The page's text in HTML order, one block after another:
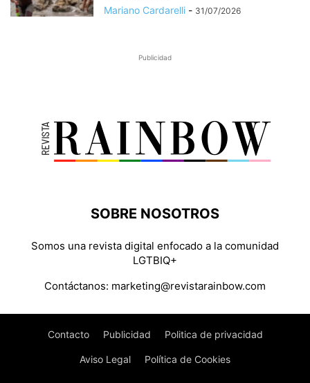
Mariano Cardarelli - 31/07/2026
Publicidad
SOBRE NOSOTROS
Somos una revista digital enfocado a la comunidad
LGTBIQ+
Contáctanos: marketing@revistarainbow.com
Contacto Publicidad Politica de privacidad
Aviso Legal Política de Cookies